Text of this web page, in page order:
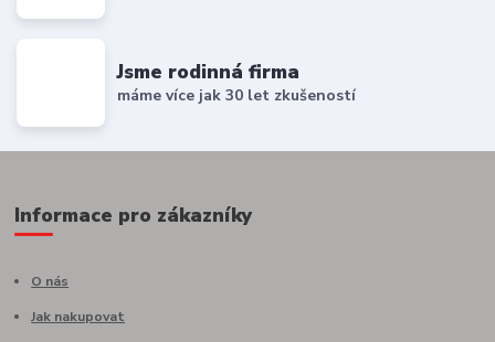
Jsme rodinná firma
máme více jak 30 let zkušeností
Informace pro zákazníky
O nás
Jak nakupovat